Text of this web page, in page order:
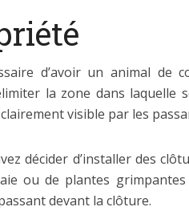
d’avoir un animal de
la zone dans laquelle
visible par les
décider d’installer des
ou de plantes
devant la clôture.